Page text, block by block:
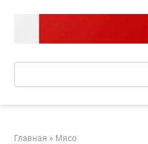
Главная » Мясо